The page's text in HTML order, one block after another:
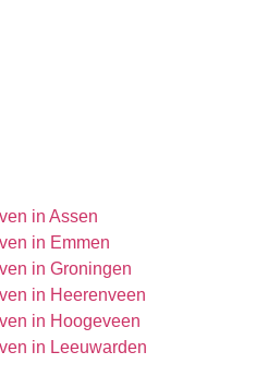
in Assen
in Emmen
in Groningen
in Heerenveen
in Hoogeveen
in Leeuwarden